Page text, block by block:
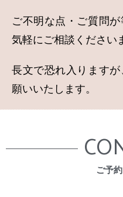
ご不明な点・ご質問
気軽にご相談ください
長文で恐れ入ります
願いいたします。
ご予